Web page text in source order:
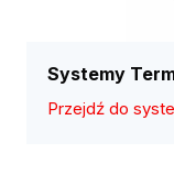
Systemy
Przejdź do